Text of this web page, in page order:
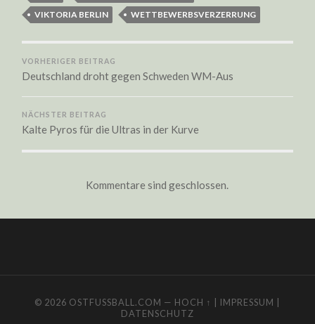
VIKTORIA BERLIN
WETTBEWERBSVERZERRUNG
VORHERIGER BEITRAG
Deutschland droht gegen Schweden WM-Aus
NÄCHSTER BEITRAG
Kalte Pyros für die Ultras in der Kurve
Kommentare sind geschlossen.
© 2026 OSTFUSSBALL.COM — HOCH ↑ | IMPRESSUM |
DATENSCHUTZ